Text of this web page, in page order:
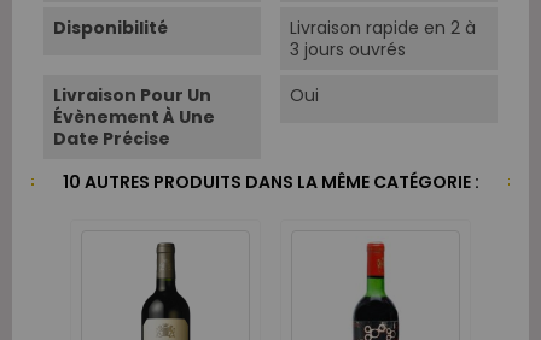
Disponibilité
Livraison rapide en 2 à
3 jours ouvrés
Livraison Pour Un
Évènement À Une
Date Précise
Oui
10 AUTRES PRODUITS DANS LA MÊME CATÉGORIE :